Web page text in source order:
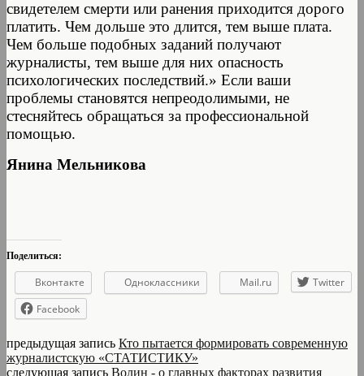
свидетелем смерти или ранения приходится дорого
платить. Чем дольше это длится, тем выше плата.
Чем больше подобных заданий получают
журналисты, тем выше для них опасность
психологических последствий.» Если ваши
проблемы становятся непреодолимыми, не
стесняйтесь обращаться за профессиональной
помощью.
Янина Мельникова
Поделиться:
Вконтакте Одноклассники Mail.ru
Twitter
Facebook
предыдущая запись Кто пытается формировать современную
журналистскую «СТАТИСТИКУ»
следующая запись Волин - о главных факторах развития